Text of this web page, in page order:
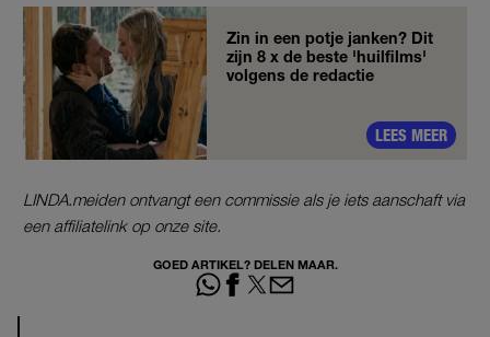
Zin in een potje janken? Dit
zijn 8 x de beste 'huilfilms'
volgens de redactie
LEES MEER
LINDA.meiden ontvangt een commissie als je iets aanschaft via
een affiliatelink op onze site.
GOED ARTIKEL? DELEN MAAR.